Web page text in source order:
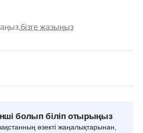
бізге жазыңыз
болып біліп отырыңыз
өзекті жаңалықтарынан,